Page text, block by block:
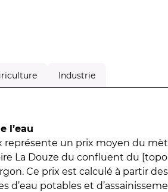
Industrie
l’eau
représente un prix moyen du
La Douze du confluent du
Ce prix est calculé à partir
d’eau potables et